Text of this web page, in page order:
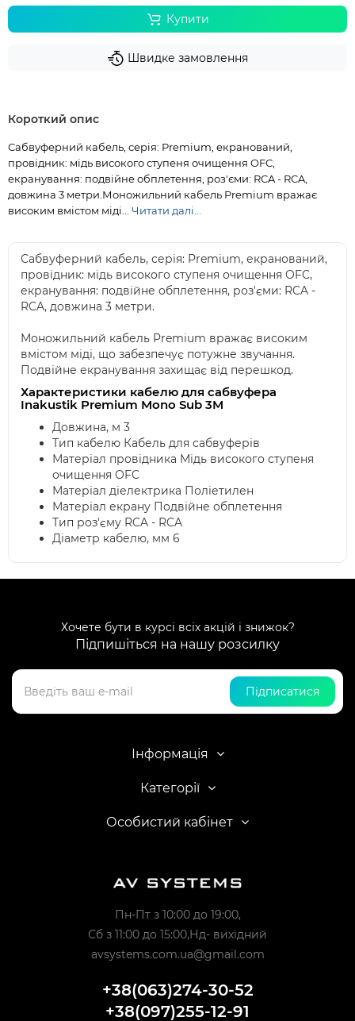
Купити
Швидке замовлення
Короткий опис
Сабвуферний кабель, серія: Premium, екранований,
провідник: мідь високого ступеня очищення OFC,
екранування: подвійне обплетення, роз'єми: RCA - RCA,
довжина 3 метри.Моножильний кабель Premium вражає
високим вмістом міді... Читати далі...
Сабвуферний кабель, серія: Premium, екранований,
провідник: мідь високого ступеня очищення OFC,
екранування: подвійне обплетення, роз'єми: RCA -
RCA, довжина 3 метри.
Моножильний кабель Premium вражає високим
вмістом міді, що забезпечує потужне звучання.
Подвійне екранування захищає від перешкод.
Характеристики кабелю для сабвуфера
Inakustik Premium Mono Sub 3M
Довжина, м 3
Тип кабелю Кабель для сабвуферів
Матеріал провідника Мідь високого ступеня
очищення OFC
Матеріал діелектрика Поліетилен
Матеріал екрану Подвійне обплетення
Тип роз'єму RCA - RCA
Діаметр кабелю, мм 6
Хочете бути в курсі всіх акцій і знижок?
Підпишіться на нашу розсилку
Підписатися
Інформація
Категорії
Особистий кабінет
Пн-Пт з 10:00 до 19:00,
Сб з 11:00 до 15:00,Нд- вихідний
avsystems.com.ua@gmail.com
+38(063)274-30-52
+38(097)255-12-91